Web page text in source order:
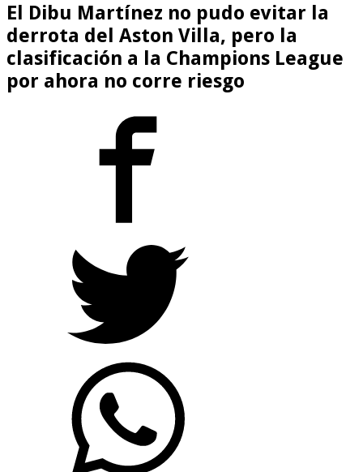
El Dibu Martínez no pudo evitar la
derrota del Aston Villa, pero la
clasificación a la Champions League
por ahora no corre riesgo